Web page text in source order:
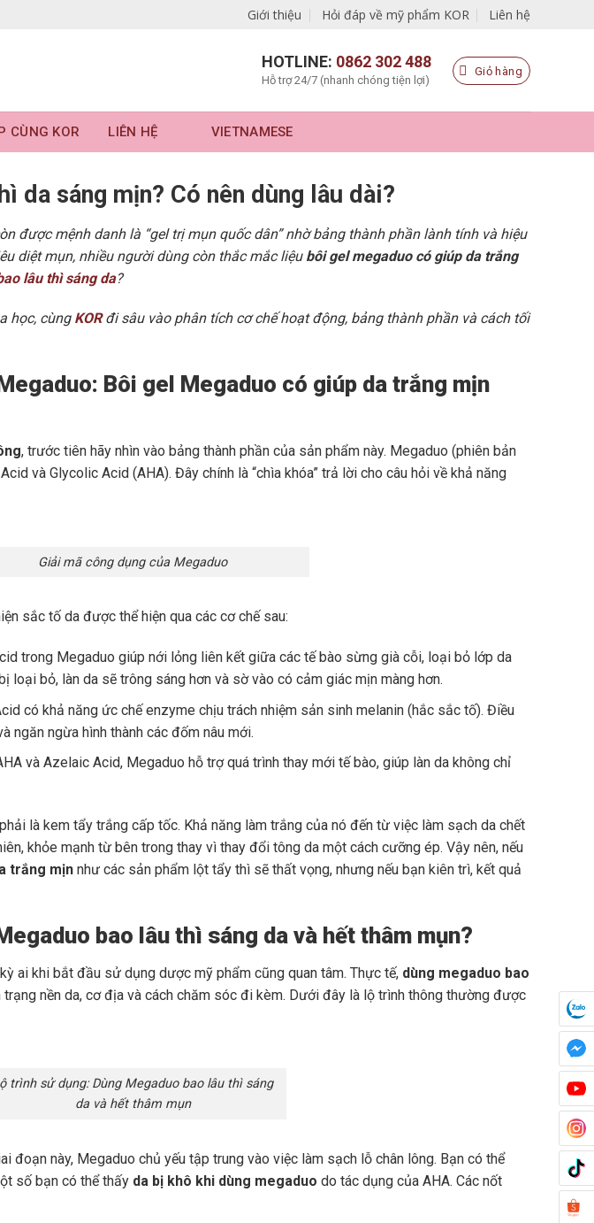
Giới thiệu Hỏi đáp về mỹ phẩm KOR Liên hệ
HOTLINE: 0862 302 488
Hỗ trợ 24/7 (nhanh chóng tiện lợi)
Giỏ hàng
CÙNG KOR LIÊN HỆ VIETNAMESE
da sáng mịn? Có nên dùng lâu dài?
được mệnh danh là “gel trị mụn quốc dân” nhờ bảng thành phần lành tính và hiệu
diệt mụn, nhiều người dùng còn thắc mắc liệu bôi gel megaduo có giúp da trắng
lâu thì sáng da?
học, cùng KORđi sâu vào phân tích cơ chế hoạt động, bảng thành phần và cách tối
Bôi gel Megaduo có giúp da trắng mịn
, trước tiên hãy nhìn vào bảng thành phần của sản phẩm này. Megaduo (phiên bản
và Glycolic Acid (AHA). Đây chính là “chìa khóa” trả lời cho câu hỏi về khả năng
Giải mã công dụng của Megaduo
sắc tố da được thể hiện qua các cơ chế sau:
trong Megaduo giúp nới lỏng liên kết giữa các tế bào sừng già cỗi, loại bỏ lớp da
loại bỏ, làn da sẽ trông sáng hơn và sờ vào có cảm giác mịn màng hơn.
có khả năng ức chế enzyme chịu trách nhiệm sản sinh melanin (hắc sắc tố). Điều
ngăn ngừa hình thành các đốm nâu mới.
và Azelaic Acid, Megaduo hỗ trợ quá trình thay mới tế bào, giúp làn da không chỉ
là kem tẩy trắng cấp tốc. Khả năng làm trắng của nó đến từ việc làm sạch da chết
khỏe mạnh từ bên trong thay vì thay đổi tông da một cách cưỡng ép. Vậy nên, nếu
trắng mịn như các sản phẩm lột tẩy thì sẽ thất vọng, nhưng nếu bạn kiên trì, kết quả
bao lâu thì sáng da và hết thâm mụn?
ai khi bắt đầu sử dụng dược mỹ phẩm cũng quan tâm. Thực tế, dùng megaduo bao
trạng nền da, cơ địa và cách chăm sóc đi kèm. Dưới đây là lộ trình thông thường được
trình sử dụng: Dùng Megaduo bao lâu thì sáng
da và hết thâm mụn
đoạn này, Megaduo chủ yếu tập trung vào việc làm sạch lỗ chân lông. Bạn có thể
số bạn có thể thấy da bị khô khi dùng megaduo do tác dụng của AHA. Các nốt